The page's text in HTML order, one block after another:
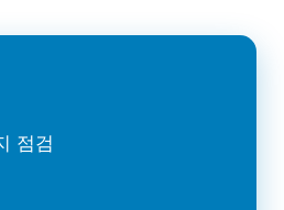
점검